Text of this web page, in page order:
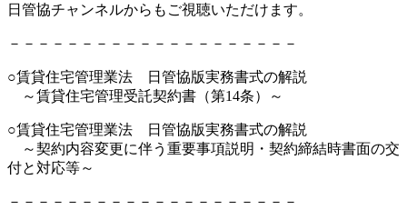
日管協チャンネルからもご視聴いただけます。
－－－－－－－－－－－－－－－－－－－－
○賃貸住宅管理業法 日管協版実務書式の解説
～賃貸住宅管理受託契約書（第14条）～
○賃貸住宅管理業法 日管協版実務書式の解説
～契約内容変更に伴う重要事項説明・契約締結時書面の交
付と対応等～
－－－－－－－－－－－－－－－－－－－－